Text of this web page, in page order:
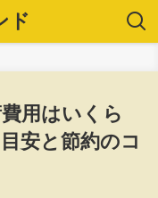
ド
用はいくら
安と節約のコ